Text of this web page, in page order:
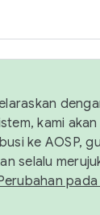
kami
ke AOSP,
selalu
pada